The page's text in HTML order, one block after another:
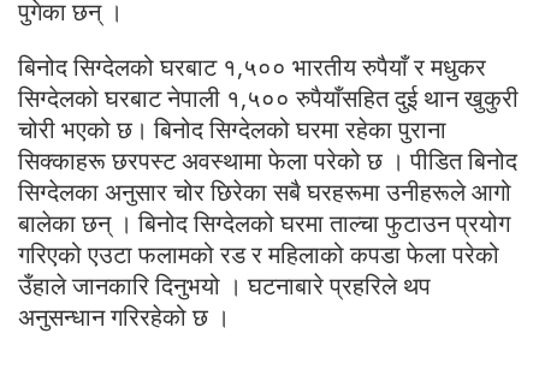
पुगेका छन् ।
बिनोद सिग्देलको घरबाट १,५०० भारतीय रुपैयाँ र मधुकर
सिग्देलको घरबाट नेपाली १,५०० रुपैयाँसहित दुई थान खुकुरी
चोरी भएको छ। बिनोद सिग्देलको घरमा रहेका पुराना
सिक्काहरू छरपस्ट अवस्थामा फेला परेको छ । पीडित बिनोद
सिग्देलका अनुसार चोर छिरेका सबै घरहरूमा उनीहरूले आगो
बालेका छन् । बिनोद सिग्देलको घरमा ताल्चा फुटाउन प्रयोग
गरिएको एउटा फलामको रड र महिलाको कपडा फेला परेको
उँहाले जानकारि दिनुभयो । घटनाबारे प्रहरिले थप
अनुसन्धान गरिरहेको छ ।